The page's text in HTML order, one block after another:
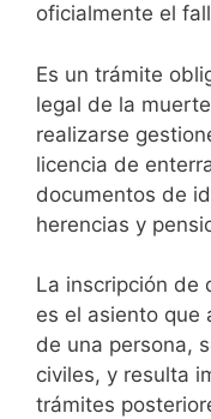
oficialmente el
Es un trámite
legal de la
realizarse
licencia de
documentos de
herencias y
La inscripción de
es el asiento que
de una persona,
civiles, y resulta
trámites